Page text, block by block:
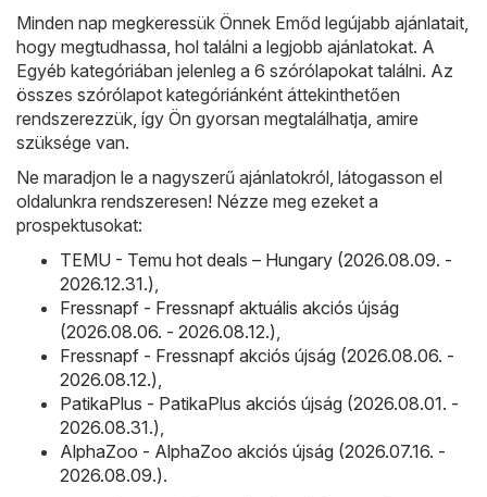
Minden nap megkeressük Önnek Emőd legújabb ajánlatait,
hogy megtudhassa, hol találni a legjobb ajánlatokat. A
Egyéb kategóriában jelenleg a 6 szórólapokat találni. Az
összes szórólapot kategóriánként áttekinthetően
rendszerezzük, így Ön gyorsan megtalálhatja, amire
szüksége van.
Ne maradjon le a nagyszerű ajánlatokról, látogasson el
oldalunkra rendszeresen! Nézze meg ezeket a
prospektusokat:
TEMU - Temu hot deals – Hungary (2026.08.09. -
2026.12.31.)
Fressnapf - Fressnapf aktuális akciós újság
(2026.08.06. - 2026.08.12.)
Fressnapf - Fressnapf akciós újság (2026.08.06. -
2026.08.12.)
PatikaPlus - PatikaPlus akciós újság (2026.08.01. -
2026.08.31.)
AlphaZoo - AlphaZoo akciós újság (2026.07.16. -
2026.08.09.).